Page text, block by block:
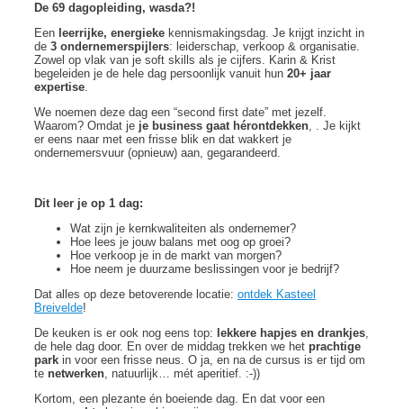
De 69 dagopleiding, wasda?!
Een leerrijke, energieke kennismakingsdag. Je krijgt inzicht in
de 3 ondernemerspijlers: leiderschap, verkoop & organisatie.
Zowel op vlak van je soft skills als je cijfers. Karin & Krist
begeleiden je de hele dag persoonlijk vanuit hun 20+ jaar
expertise.
We noemen deze dag een “second first date” met jezelf.
Waarom? Omdat je je business gaat hérontdekken, . Je kijkt
er eens naar met een frisse blik en dat wakkert je
ondernemersvuur (opnieuw) aan, gegarandeerd.
Dit leer je op 1 dag:
Wat zijn je kernkwaliteiten als ondernemer?
Hoe lees je jouw balans met oog op groei?
Hoe verkoop je in de markt van morgen?
Hoe neem je duurzame beslissingen voor je bedrijf?
Dat alles op deze betoverende locatie: ontdek Kasteel
Breivelde!
De keuken is er ook nog eens top: lekkere hapjes en drankjes,
de hele dag door. En over de middag trekken we het prachtige
park in voor een frisse neus. O ja, en na de cursus is er tijd om
te netwerken, natuurlijk… mét aperitief. :-))
Kortom, een plezante én boeiende dag. En dat voor een